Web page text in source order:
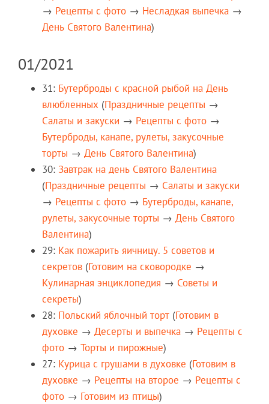
→ Рецепты c фото → Несладкая выпечка →
День Святого Валентина)
01/2021
31: Бутерброды с красной рыбой на День
влюбленных (Праздничные рецепты →
Салаты и закуски → Рецепты c фото →
Бутерброды, канапе, рулеты, закусочные
торты → День Святого Валентина)
30: Завтрак на день Святого Валентина
(Праздничные рецепты → Салаты и закуски
→ Рецепты c фото → Бутерброды, канапе,
рулеты, закусочные торты → День Святого
Валентина)
29: Как пожарить яичницу. 5 советов и
секретов (Готовим на сковородке →
Кулинарная энциклопедия → Советы и
секреты)
28: Польский яблочный торт (Готовим в
духовке → Десерты и выпечка → Рецепты c
фото → Торты и пирожные)
27: Курица с грушами в духовке (Готовим в
духовке → Рецепты на второе → Рецепты c
фото → Готовим из птицы)